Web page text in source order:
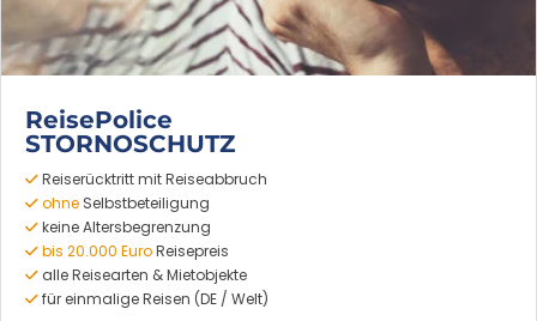
ReisePolice
STORNOSCHUTZ
Reiserücktritt mit Reiseabbruch
ohne Selbstbeteiligung
keine Altersbegrenzung
bis 20.000 EuroReisepreis
alle Reisearten & Mietobjekte
für einmalige Reisen (DE / Welt)